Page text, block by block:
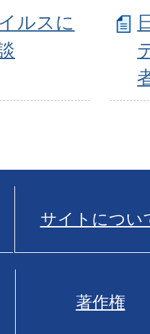
ルスに
サイトについ
著作権